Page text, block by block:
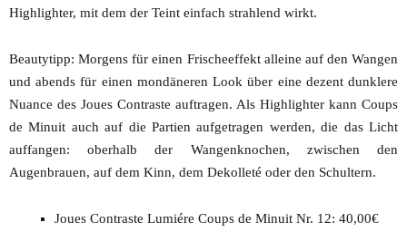
Highlighter, mit dem der Teint einfach strahlend wirkt.
Beautytipp: Morgens für einen Frischeeffekt alleine auf den Wangen
und abends für einen mondäneren Look über eine dezent dunklere
Nuance des Joues Contraste auftragen. Als Highlighter kann Coups
de Minuit auch auf die Partien aufgetragen werden, die das Licht
auffangen: oberhalb der Wangenknochen, zwischen den
Augenbrauen, auf dem Kinn, dem Dekolleté oder den Schultern.
Joues Contraste Lumiére Coups de Minuit Nr. 12: 40,00€